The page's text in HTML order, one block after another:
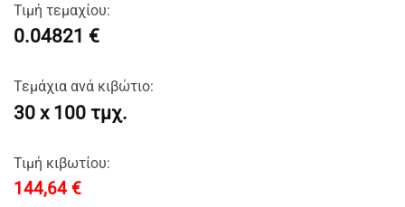
Τιμή τεμαχίου:
0.04821 €
Τεμάχια ανά κιβώτιο:
30 x 100 τμχ.
Τιμή κιβωτίου:
144,64 €